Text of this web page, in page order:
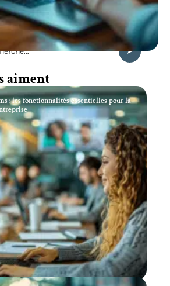
aiment
: les fonctionnalités essentielles pour la